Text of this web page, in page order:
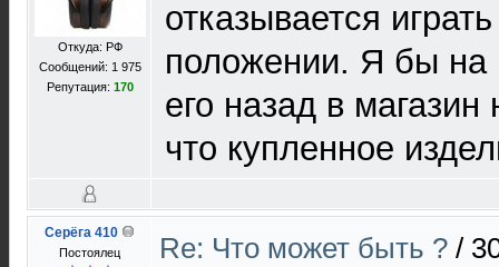
Откуда: РФ
Сообщений: 1 975
Репутация: 170
отказывается
положении. Я бы на
его назад в магазин
что купленное
Серёга 410
Постоялец Re: Что может быть ? /